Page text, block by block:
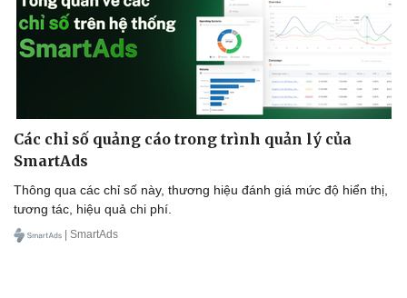
Các chỉ số quảng cáo trong trình quản lý của
SmartAds
Thông qua các chỉ số này, thương hiệu đánh giá mức độ hiển thị,
tương tác, hiệu quả chi phí.
| SmartAds